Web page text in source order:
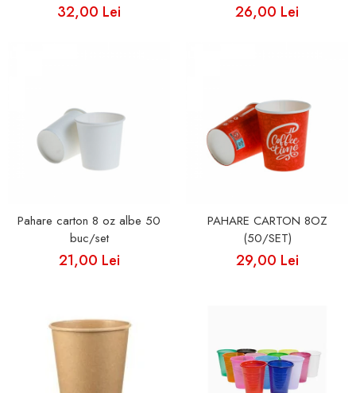
32,00 Lei 26,00 Lei
Pahare carton 8 oz albe 50
buc/set
21,00 Lei
PAHARE CARTON 8OZ
(50/SET)
29,00 Lei